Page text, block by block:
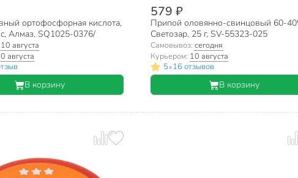
ортофосфорная кислота,
Алмаз, SQ1025-0376/
10 августа
августа
В корзину
579 ₽
Припой оловянно-свинцовый 60-
Светозар, 25 г, SV-55323-025
Самовывоз: сегодня
Курьером: 10 августа
5•16 отзывов
В корзину